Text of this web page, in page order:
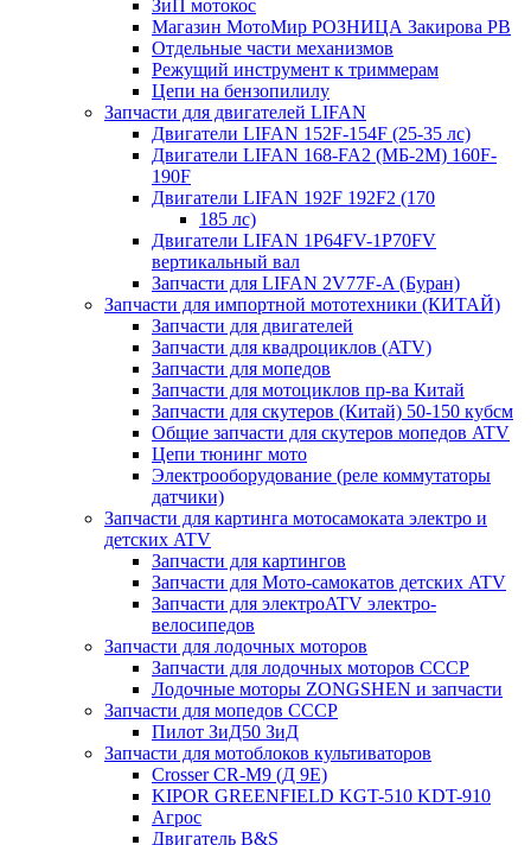
ЗиП мотокос
Магазин МотоМир РОЗНИЦА Закирова РВ
Отдельные части механизмов
Режущий инструмент к триммерам
Цепи на бензопилилу
Запчасти для двигателей LIFAN
Двигатели LIFAN 152F-154F (25-35 лс)
Двигатели LIFAN 168-FA2 (МБ-2М) 160F-
190F
Двигатели LIFAN 192F 192F2 (170
185 лс)
Двигатели LIFAN 1Р64FV-1Р70FV
вертикальный вал
Запчасти для LIFAN 2V77F-A (Буран)
Запчасти для импортной мототехники (КИТАЙ)
Запчасти для двигателей
Запчасти для квадроциклов (ATV)
Запчасти для мопедов
Запчасти для мотоциклов пр-ва Китай
Запчасти для скутеров (Китай) 50-150 кубсм
Общие запчасти для скутеров мопедов ATV
Цепи тюнинг мото
Электрооборудование (реле коммутаторы
датчики)
Запчасти для картинга мотосамоката электро и
детских ATV
Запчасти для картингов
Запчасти для Мото-самокатов детских ATV
Запчасти для электроATV электро-
велосипедов
Запчасти для лодочных моторов
Запчасти для лодочных моторов СССР
Лодочные моторы ZONGSHEN и запчасти
Запчасти для мопедов СССР
Пилот ЗиД50 ЗиД
Запчасти для мотоблоков культиваторов
Crosser CR-M9 (Д 9Е)
KIPOR GREENFIELD KGT-510 KDT-910
Агрос
Двигатель B&S